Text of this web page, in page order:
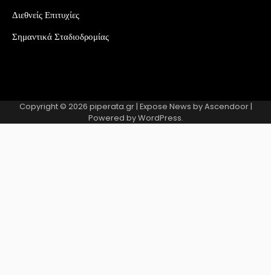
Διεθνείς Επιτυχίες
Σημαντικά Σταδιοδρομίας
Copyright © 2026 piperata.gr| Expose News byAscendoor|
Powered byWordPress.